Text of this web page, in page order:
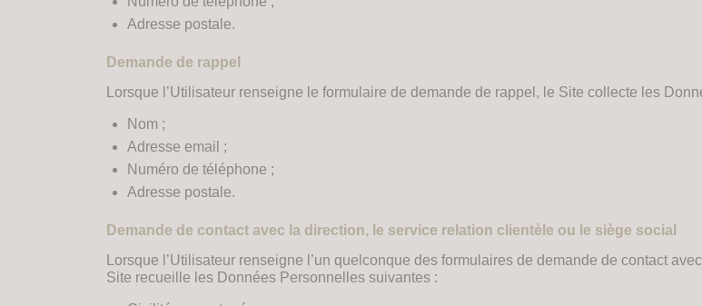
Adresse postale.
Demande de rappel
Lorsque l’Utilisateur renseigne le formulaire de demande de rappel, le Site collecte les
Nom ;
Adresse email ;
Numéro de téléphone ;
Adresse postale.
Demande de contact avec la direction, le service relation clientèle ou le siège social
Lorsque l’Utilisateur renseigne l’un quelconque des formulaires de demande de contact
Site recueille les Données Personnelles suivantes :